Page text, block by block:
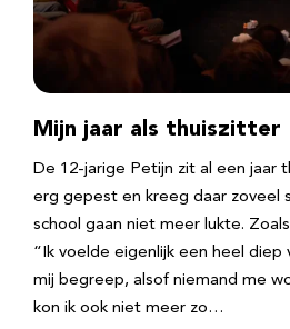
Mijn jaar als thuiszitter
De 12-jarige Petijn zit al een jaar
erg gepest en kreeg daar zoveel
school gaan niet meer lukte.
“Ik voelde eigenlijk een heel diep
mij begreep, alsof niemand me
kon ik ook niet meer zo…